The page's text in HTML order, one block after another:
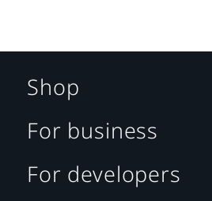
Shop
For business
For developers